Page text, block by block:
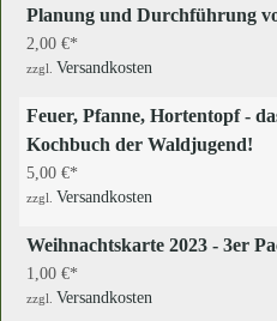
Planung und Durchführung
2,00 €
zzgl. Versandkosten
Feuer, Pfanne, Hortentopf -
Kochbuch der Waldjugend!
5,00 €
zzgl. Versandkosten
Weihnachtskarte 2023 - 3er
1,00 €
zzgl. Versandkosten